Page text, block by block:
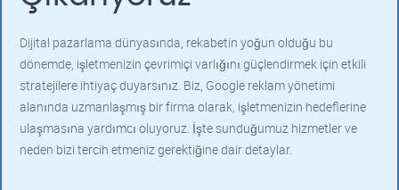
Dijital pazarlama dünyasında, rekabetin yoğun olduğu bu
dönemde, işletmenizin çevrimiçi varlığını güçlendirmek için etkili
stratejilere ihtiyaç duyarsınız. Biz, Google reklam yönetimi
alanında uzmanlaşmış bir firma olarak, işletmenizin hedeflerine
ulaşmasına yardımcı oluyoruz. İşte sunduğumuz hizmetler ve
neden bizi tercih etmeniz gerektiğine dair detaylar.